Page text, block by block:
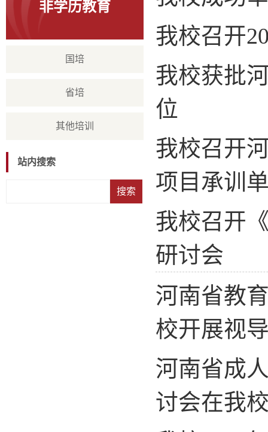
非学历教育
国培
省培
其他培训
站内搜索
我校召开
我校获批
位
我校召开
项目承训
我校召开
研讨会
河南省教
校开展视
河南省成
讨会在我